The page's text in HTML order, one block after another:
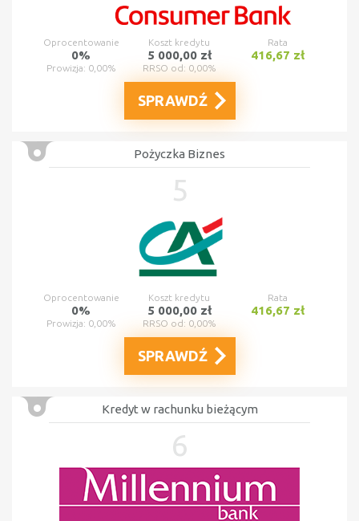
Oprocentowanie Koszt kredytu Rata
0% 5 000,00 zł 416,67 zł
Prowizja: 0,00% RRSO od: 0,00%
SPRAWDŹ
Pożyczka Biznes
5
Oprocentowanie Koszt kredytu Rata
0% 5 000,00 zł 416,67 zł
Prowizja: 0,00% RRSO od: 0,00%
SPRAWDŹ
Kredyt w rachunku bieżącym
6